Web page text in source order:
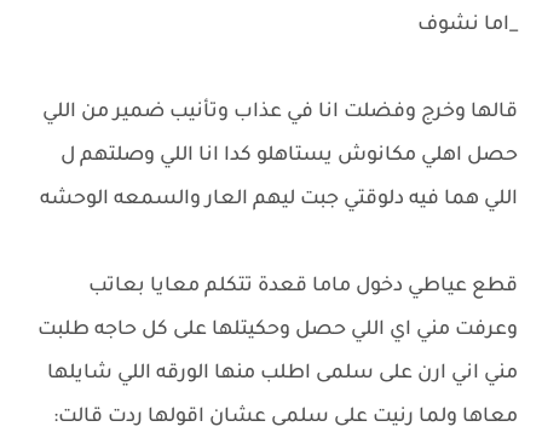
_اما نشوف
قالها وخرج وفضلت انا في عذاب وتأنيب ضمير من اللي
حصل اهلي مكانوش يستاهلو كدا انا اللي وصلتهم ل
اللي هما فيه دلوقتي جبت ليهم العار والسمعه الوحشه
قطع عياطي دخول ماما قعدة تتكلم معايا بعاتب
وعرفت مني اي اللي حصل وحكيتلها على كل حاجه طلبت
مني اني ارن على سلمى اطلب منها الورقه اللي شايلها
معاها ولما رنيت على سلمى عشان اقولها ردت قالت: